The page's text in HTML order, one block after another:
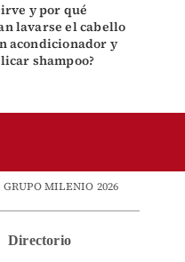
y por qué
lavarse el cabello
acondicionador y
shampoo?
MILENIO 2026
Directorio